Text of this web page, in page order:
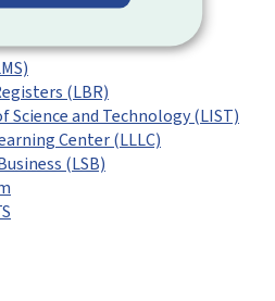
(LBR)
and Technology (LIST)
Center (LLLC)
(LSB)